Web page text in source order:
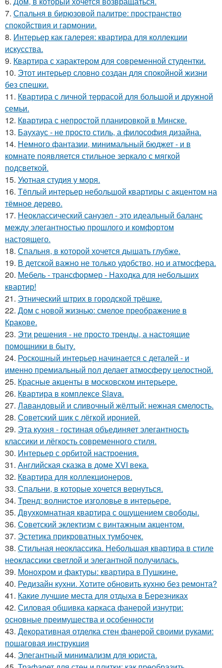
7. Спальня в бирюзовой палитре: пространство
спокойствия и гармонии.
8. Интерьер как галерея: квартира для коллекции
искусства.
9. Квартира с характером для современной студентки.
10. Этот интерьер словно создан для спокойной жизни
без спешки.
11. Квартира с личной террасой для большой и дружной
семьи.
12. Квартира с непростой планировкой в Минске.
13. Баухаус - не просто стиль, а философия дизайна.
14. Немного фантазии, минимальный бюджет - и в
комнате появляется стильное зеркало с мягкой
подсветкой.
15. Уютная студия у моря.
16. Тёплый интерьер небольшой квартиры с акцентом на
тёмное дерево.
17. Неоклассический санузел - это идеальный баланс
между элегантностью прошлого и комфортом
настоящего.
18. Спальня, в которой хочется дышать глубже.
19. В детской важно не только удобство, но и атмосфера.
20. Мебель - трансформер - Находка для небольших
квартир!
21. Этнический штрих в городской трёшке.
22. Дом с новой жизнью: смелое преображение в
Кракове.
23. Эти решения - не просто тренды, а настоящие
помощники в быту.
24. Роскошный интерьер начинается с деталей - и
именно премиальный пол делает атмосферу целостной.
25. Красные акценты в московском интерьере.
26. Квартира в комплексе Slava.
27. Лавандовый и сливочный жёлтый: нежная смелость.
28. Советский шик с лёгкой иронией.
29. Эта кухня - гостиная объединяет элегантность
классики и лёгкость современного стиля.
30. Интерьер с орбитой настроения.
31. Английская сказка в доме XVI века.
32. Квартира для коллекционеров.
33. Спальни, в которые хочется вернуться.
34. Тренд: волнистое изголовье в интерьере.
35. Двухкомнатная квартира с ощущением свободы.
36. Советский эклектизм с винтажным акцентом.
37. Эстетика прикроватных тумбочек.
38. Стильная неоклассика. Небольшая квартира в стиле
неоклассики светлой и элегантной получилась.
39. Монохром и фактуры: квартира в Пушкине.
40. Редизайн кухни. Хотите обновить кухню без ремонта?
41. Какие лучшие места для отдыха в Березниках
42. Силовая обшивка каркаса фанерой изнутри:
основные преимущества и особенности
43. Декоративная отделка стен фанерой своими руками:
пошаговая инструкция
44. Элегантный минимализм для юриста.